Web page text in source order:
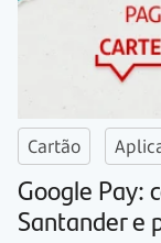
Cartão
Google Pay:
Santander e